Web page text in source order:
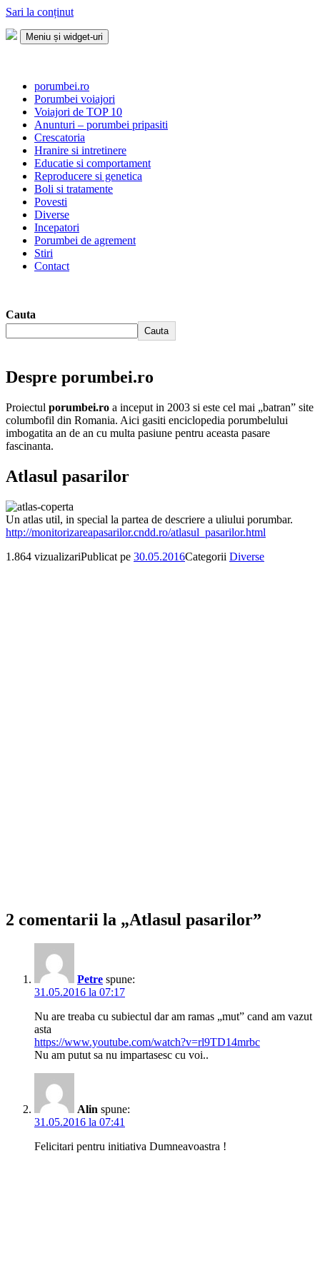
Sari la conținut
Meniu și widget-uri
porumbei.ro
Porumbei voiajori
Voiajori de TOP 10
Anunturi – porumbei pripasiti
Crescatoria
Hranire si intretinere
Educatie si comportament
Reproducere si genetica
Boli si tratamente
Povesti
Diverse
Incepatori
Porumbei de agrement
Stiri
Contact
Cauta
Cauta
Despre porumbei.ro
Proiectul porumbei.ro a inceput in 2003 si este cel mai „batran” site
columbofil din Romania. Aici gasiti enciclopedia porumbelului
imbogatita an de an cu multa pasiune pentru aceasta pasare
fascinanta.
Atlasul pasarilor
Un atlas util, in special la partea de descriere a uliului porumbar.
http://monitorizareapasarilor.cndd.ro/atlasul_pasarilor.html
1.864 vizualizariPublicat pe 30.05.2016Categorii Diverse
2 comentarii la „Atlasul pasarilor”
Petre spune:
31.05.2016 la 07:17
Nu are treaba cu subiectul dar am ramas „mut” cand am vazut
asta
https://www.youtube.com/watch?v=rl9TD14mrbc
Nu am putut sa nu impartasesc cu voi..
Alin spune:
31.05.2016 la 07:41
Felicitari pentru initiativa Dumneavoastra !